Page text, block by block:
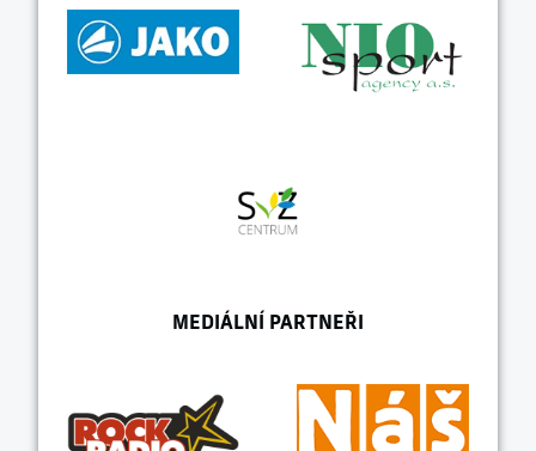
MEDIÁLNÍ PARTNEŘI